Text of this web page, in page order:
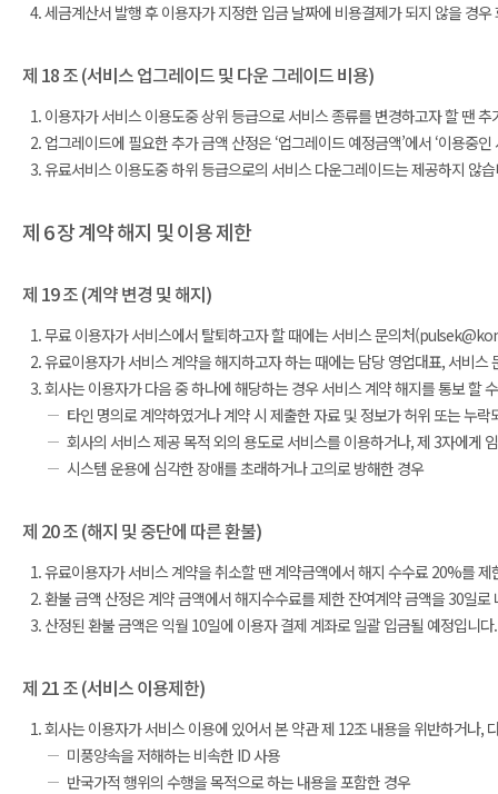
세금계산서 발행 후 이용자가 지정한 입금 날짜에 비용결제가 되지 않을 경
제 18 조 (서비스 업그레이드 및 다운 그레이드 비용)
이용자가 서비스 이용도중 상위 등급으로 서비스 종류를 변경하고자 할 땐
업그레이드에 필요한 추가 금액 산정은 ‘업그레이드 예정금액’에서 ‘이용중
유료서비스 이용도중 하위 등급으로의 서비스 다운그레이드는 제공하지 않
제 6 장 계약 해지 및 이용 제한
제 19 조 (계약 변경 및 해지)
무료 이용자가 서비스에서 탈퇴하고자 할 때에는 서비스 문의처
유료이용자가 서비스 계약을 해지하고자 하는 때에는 담당 영업대표, 서
회사는 이용자가 다음 중 하나에 해당하는 경우 서비스 계약 해지를 통보 할
타인 명의로 계약하였거나 계약 시 제출한 자료 및 정보가 허위 또는 누락
회사의 서비스 제공 목적 외의 용도로 서비스를 이용하거나, 제 3자에게
시스템 운용에 심각한 장애를 초래하거나 고의로 방해한 경우
제 20 조 (해지 및 중단에 따른 환불)
유료이용자가 서비스 계약을 취소할 땐 계약금액에서 해지 수수료 20%를 제
환불 금액 산정은 계약 금액에서 해지수수료를 제한 잔여계약 금액을 30일
산정된 환불 금액은 익월 10일에 이용자 결제 계좌로 일괄 입금될 예정입니다.
제 21 조 (서비스 이용제한)
회사는 이용자가 서비스 이용에 있어서 본 약관 제 12조 내용을 위반하거나,
미풍양속을 저해하는 비속한 ID 사용
반국가적 행위의 수행을 목적으로 하는 내용을 포함한 경우